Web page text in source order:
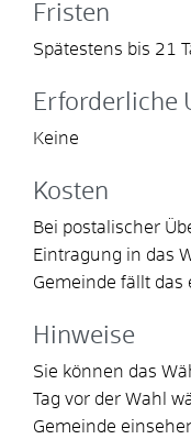
Fristen
Spätestens bis 21
Erforderliche
Keine
Kosten
Bei postalischer
Eintragung in das
Gemeinde fällt das
Hinweise
Sie können das
Tag vor der Wahl
Gemeinde